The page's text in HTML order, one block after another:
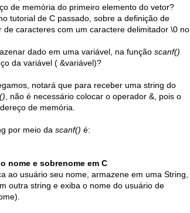
de memória do primeiro elemento do vetor?
tutorial de C passado, sobre a definição de
caracteres com um caractere delimitador \0 no
dado em uma variável, na função scanf()
da variável ( &variável)?
notará que para receber uma string do
, não é necessário colocar o operador &, pois o
de memória.
por meio da scanf() é:
nome e sobrenome em C
ao usuário seu nome, armazene em uma String,
outra string e exiba o nome do usuário de